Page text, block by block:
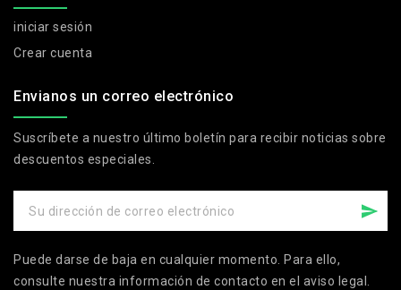
iniciar sesión
Crear cuenta
Envianos un correo electrónico
Suscríbete a nuestro último boletín para recibir noticias sobre
descuentos especiales.
Puede darse de baja en cualquier momento. Para ello,
consulte nuestra información de contacto en el aviso legal.